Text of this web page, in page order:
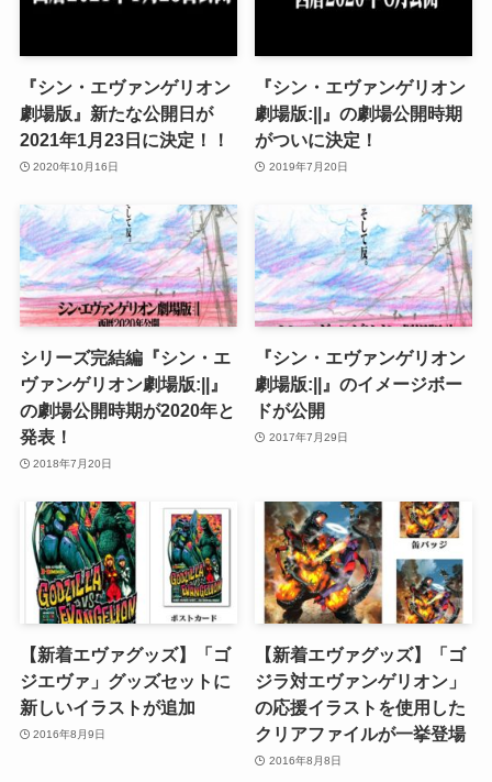
『シン・エヴァンゲリオン
劇場版』新たな公開日が
2021年1月23日に決定！！
2020年10月16日
『シン・エヴァンゲリオン
劇場版:||』の劇場公開時期
がついに決定！
2019年7月20日
シリーズ完結編『シン・エ
ヴァンゲリオン劇場版:||』
の劇場公開時期が2020年と
発表！
2018年7月20日
『シン・エヴァンゲリオン
劇場版:||』のイメージボー
ドが公開
2017年7月29日
【新着エヴァグッズ】「ゴ
ジエヴァ」グッズセットに
新しいイラストが追加
2016年8月9日
【新着エヴァグッズ】「ゴ
ジラ対エヴァンゲリオン」
の応援イラストを使用した
クリアファイルが一挙登場
2016年8月8日